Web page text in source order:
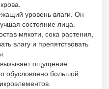
уровень влаги. Он
состояние лица.
мякоти, сока растения,
влагу и препятствовать
ощущение
обусловлено большой